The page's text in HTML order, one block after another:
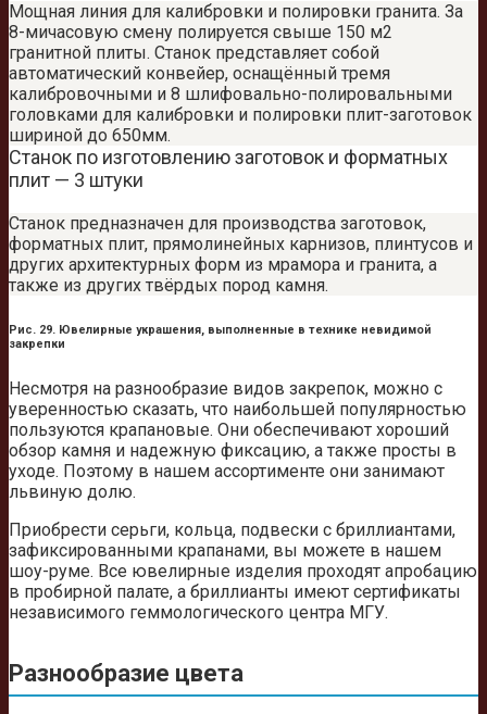
Мощная линия для калибровки и полировки гранита. За
8-мичасовую смену полируется свыше 150 м2
гранитной плиты. Станок представляет собой
автоматический конвейер, оснащённый тремя
калибровочными и 8 шлифовально-полировальными
головками для калибровки и полировки плит-заготовок
шириной до 650мм.
Станок по изготовлению заготовок и форматных
плит — 3 штуки
Cтанок предназначен для производства заготовок,
форматных плит, прямолинейных карнизов, плинтусов и
других архитектурных форм из мрамора и гранита, а
также из других твёрдых пород камня.
Рис. 29. Ювелирные украшения, выполненные в технике невидимой
закрепки
Несмотря на разнообразие видов закрепок, можно с
уверенностью сказать, что наибольшей популярностью
пользуются крапановые. Они обеспечивают хороший
обзор камня и надежную фиксацию, а также просты в
уходе. Поэтому в нашем ассортименте они занимают
львиную долю.
Приобрести серьги, кольца, подвески с бриллиантами,
зафиксированными крапанами, вы можете в нашем
шоу-руме. Все ювелирные изделия проходят апробацию
в пробирной палате, а бриллианты имеют сертификаты
независимого геммологического центра МГУ.
Разнообразие цвета